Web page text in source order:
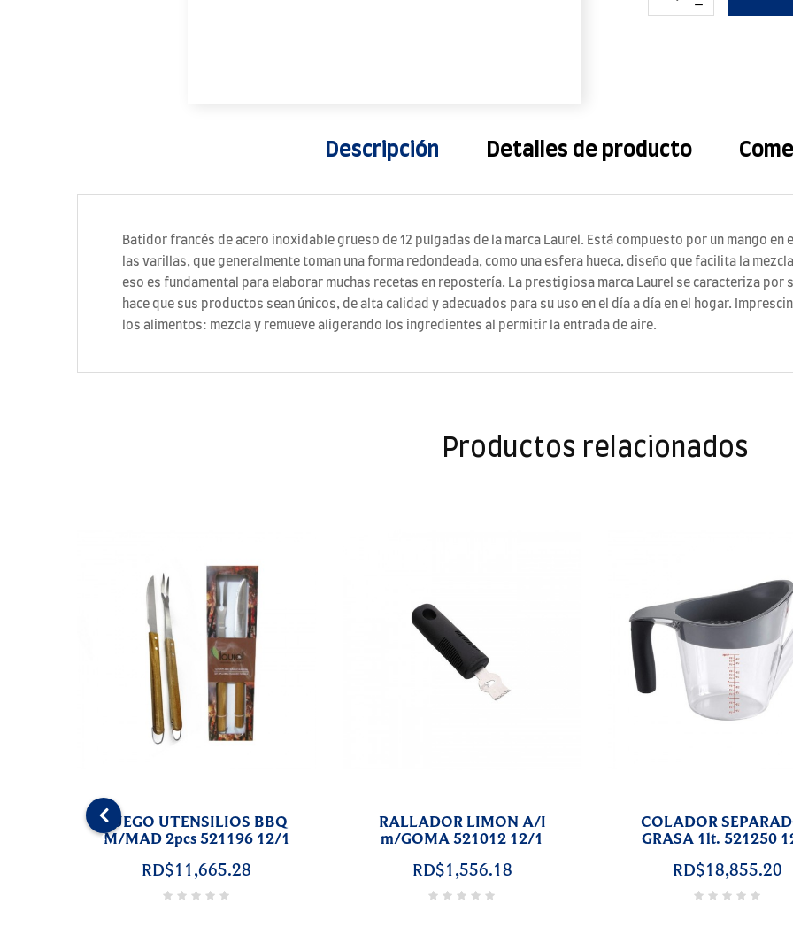
Descripción Detalles de producto
Batidor francés de acero inoxidable grueso de 12 pulgadas de la marca Laurel. Está compuesto por un mango en
las varillas, que generalmente toman una forma redondeada, como una esfera hueca, diseño que facilita la
eso es fundamental para elaborar muchas recetas en repostería. La prestigiosa marca Laurel se caracteriza por
hace que sus productos sean únicos, de alta calidad y adecuados para su uso en el día a día en el hogar.
los alimentos: mezcla y remueve aligerando los ingredientes al permitir la entrada de aire.
Productos relacionados
RALLADOR MEDIANO A/I
m/GOMA 521014 12/1
RD$5,520.80
LONJEADOR PLASTICO
p/AGUACATE 521166 12/1
RD$1,777.42
ABRELATAS A/I
521000
‹